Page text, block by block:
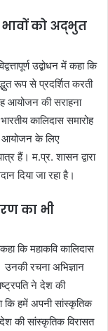
को अद्भुत
उद्बोधन में कहा कि
रूप से प्रदर्शित करती
आयोजन की सराहना
कालिदास समारोह
आयोजन के लिए
हैं। म.प्र. शासन द्वारा
दिया जा रहा है।
का भी
कि महाकवि कालिदास
उनकी रचना अभिज्ञान
ने देश की
कि हमें अपनी सांस्कृतिक
की सांस्कृतिक विरासत